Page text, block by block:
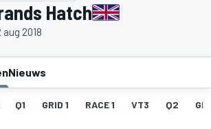
Hatch
aug 2018
Nieuws
Q1 GRID 1 RACE 1 VT3 Q2